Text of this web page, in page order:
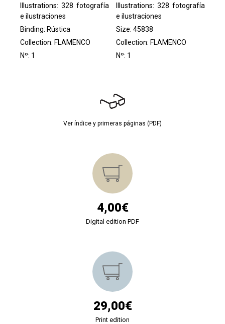
Illustrations: 328 fotografía
e ilustraciones
Binding: Rústica
Collection: FLAMENCO
Nº: 1
Illustrations: 328 fotografía
e ilustraciones
Size: 45838
Collection:FLAMENCO
Nº: 1
Ver índice y primeras páginas (PDF)
4,00€
Digital edition PDF
29,00€
Print edition